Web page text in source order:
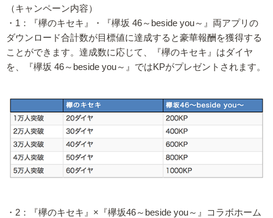
（キャンペーン内容）
・1：『欅のキセキ』・『欅坂 46～beside you～』両アプリの
ダウンロード合計数が目標値に達成すると豪華報酬を獲得する
ことができます。達成数に応じて、『欅のキセキ』はダイヤ
を、『欅坂 46～beside you～』ではKPがプレゼントされます。
・2：『欅のキセキ』×『欅坂46～beside you～』コラボホーム